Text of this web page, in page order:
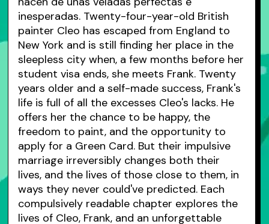
inesperadas. Twenty-four-year-old British
painter Cleo has escaped from England to
New York and is still finding her place in the
sleepless city when, a few months before her
student visa ends, she meets Frank. Twenty
years older and a self-made success, Frank's
life is full of all the excesses Cleo's lacks. He
offers her the chance to be happy, the
freedom to paint, and the opportunity to
apply for a Green Card. But their impulsive
marriage irreversibly changes both their
lives, and the lives of those close to them, in
ways they never could've predicted. Each
compulsively readable chapter explores the
lives of Cleo, Frank, and an unforgettable